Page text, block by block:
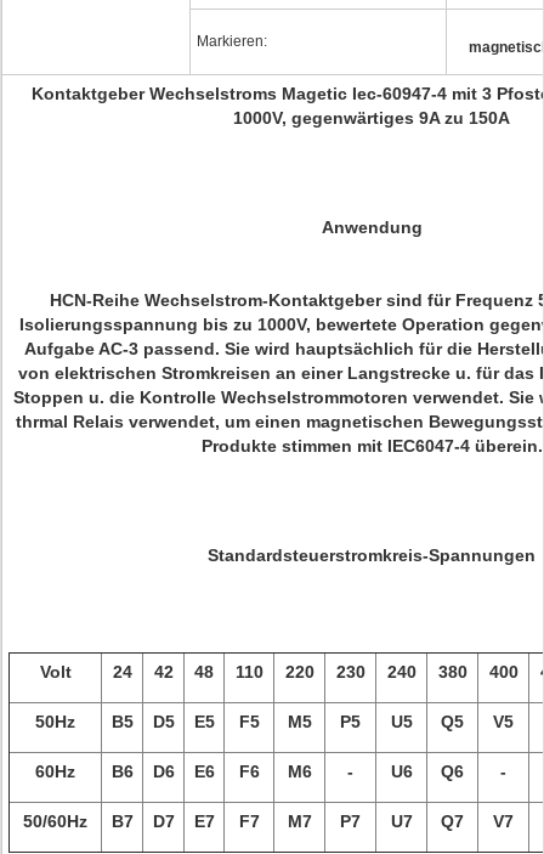
Markieren:
Kontaktgeber Wechselstroms Magetic Iec-60947-4 mit 3
1000V, gegenwärtiges 9A zu 150A
Anwendung
HCN-Reihe Wechselstrom-Kontaktgeber sind für Frequenz
Isolierungsspannung bis zu 1000V, bewertete Operation
Aufgabe AC-3 passend. Sie wird hauptsächlich für die
von elektrischen Stromkreisen an einer Langstrecke u. für das
Stoppen u. die Kontrolle Wechselstrommotoren verwendet. Sie
thrmal Relais verwendet, um einen magnetischen
Produkte stimmen mit IEC6047-4 überein.
Standardsteuerstromkreis-Spannungen
Volt 24 42 48 110 220 230 240 380 400
50Hz B5 D5 E5 F5 M5 P5 U5 Q5 V5
60Hz B6 D6 E6 F6 M6 - U6 Q6 -
50/60Hz B7 D7 E7 F7 M7 P7 U7 Q7 V7